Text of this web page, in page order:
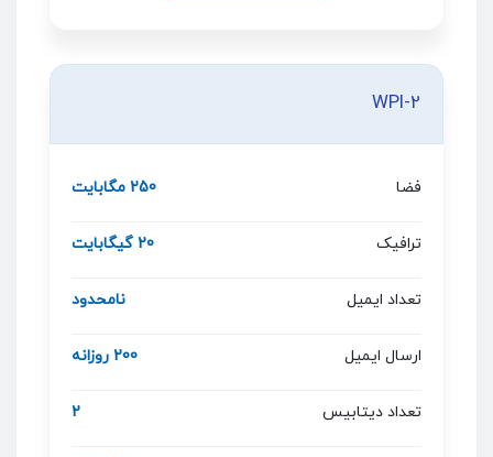
WPI-2
250 مگابایت فضا
20 گیگابایت ترافیک
نامحدود تعداد ایمیل
200 روزانه ارسال ایمیل
2 تعداد دیتابیس